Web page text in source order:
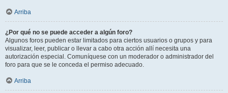
Arriba
¿Por qué no se puede acceder a algún foro?
Algunos foros pueden estar limitados para ciertos usuarios o grupos y para
visualizar, leer, publicar o llevar a cabo otra acción allí necesita una
autorización especial. Comuníquese con un moderador o administrador del
foro para que se le conceda el permiso adecuado.
Arriba